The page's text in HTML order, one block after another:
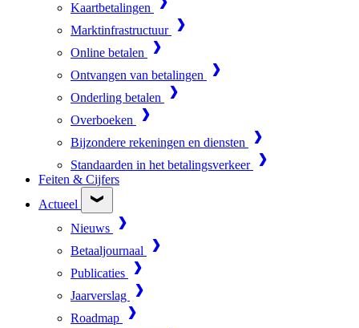
Kaartbetalingen
Marktinfrastructuur
Online betalen
Ontvangen van betalingen
Onderling betalen
Overboeken
Bijzondere rekeningen en diensten
Standaarden in het betalingsverkeer
Feiten & Cijfers
Actueel
Nieuws
Betaaljournaal
Publicaties
Jaarverslag
Roadmap